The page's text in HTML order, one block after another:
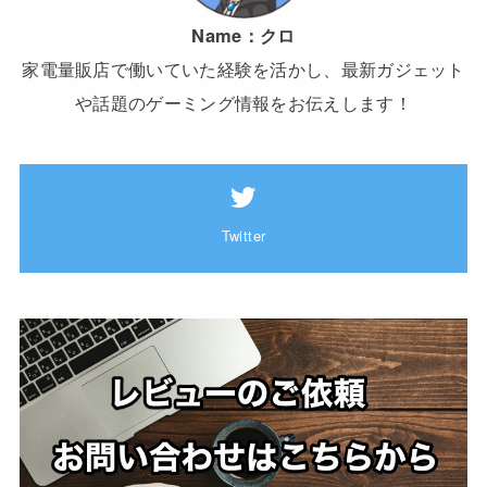
Name： クロ
家電量販店で働いていた経験を活かし、最新ガジェット
や話題のゲーミング情報をお伝えします！
Twitter